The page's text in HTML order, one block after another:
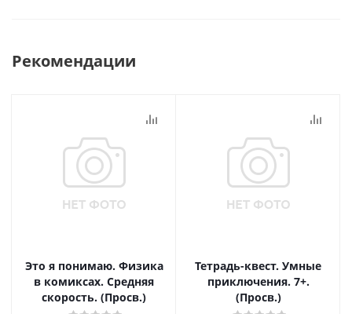
Рекомендации
Это я понимаю. Физика
в комиксах. Средняя
скорость. (Просв.)
Тетрадь-квест. Умные
приключения. 7+.
(Просв.)